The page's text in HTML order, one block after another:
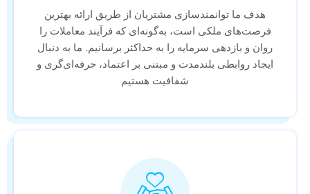
هدف ما توانمندسازی مشتریان از طریق ارائه بهترین
فرصت‌های ملکی است، به‌گونه‌ای که فرآیند معاملات را
روان و بازدهی سرمایه را به حداکثر برسانیم. ما به دنبال
ایجاد روابطی بلندمدت و مبتنی بر اعتماد، حرفه‌ای‌گری و
شفافیت هستیم